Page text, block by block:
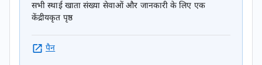
सभी स्थाई खाता संख्या सेवाओं और जानकारी के लिए एक
केंद्रीयकृत पृष्ठ
पैन